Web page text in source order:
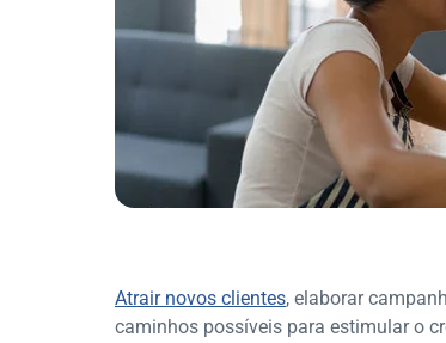
Atrair novos clientes, elaborar
caminhos possíveis para estimular o